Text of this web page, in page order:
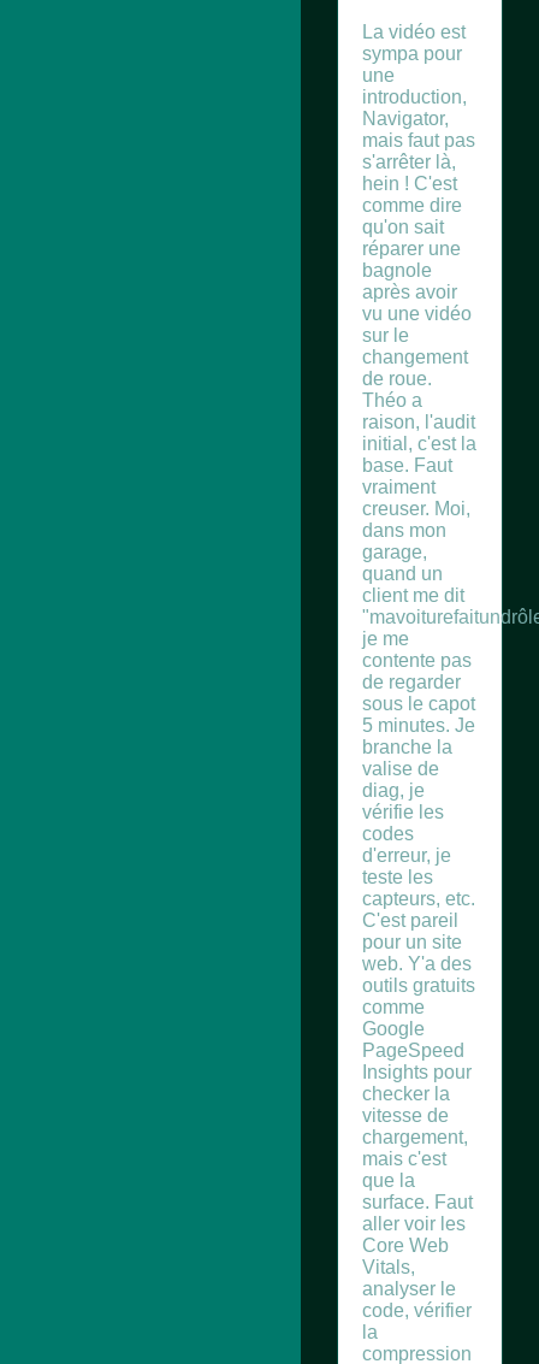
La vidéo est
sympa pour
une
introduction,
Navigator,
mais faut pas
s'arrêter là,
hein ! C'est
comme dire
qu'on sait
réparer une
bagnole
après avoir
vu une vidéo
sur le
changement
de roue.
Théo a
raison, l'audit
initial, c'est la
base. Faut
vraiment
creuser. Moi,
dans mon
garage,
quand un
client me dit
je me
contente pas
de regarder
sous le capot
5 minutes. Je
branche la
valise de
diag, je
vérifie les
codes
d'erreur, je
teste les
capteurs, etc.
C'est pareil
pour un site
web. Y'a des
outils gratuits
comme
Google
PageSpeed
Insights pour
checker la
vitesse de
chargement,
mais c'est
que la
surface. Faut
aller voir les
Core Web
Vitals,
analyser le
code, vérifier
la
compression